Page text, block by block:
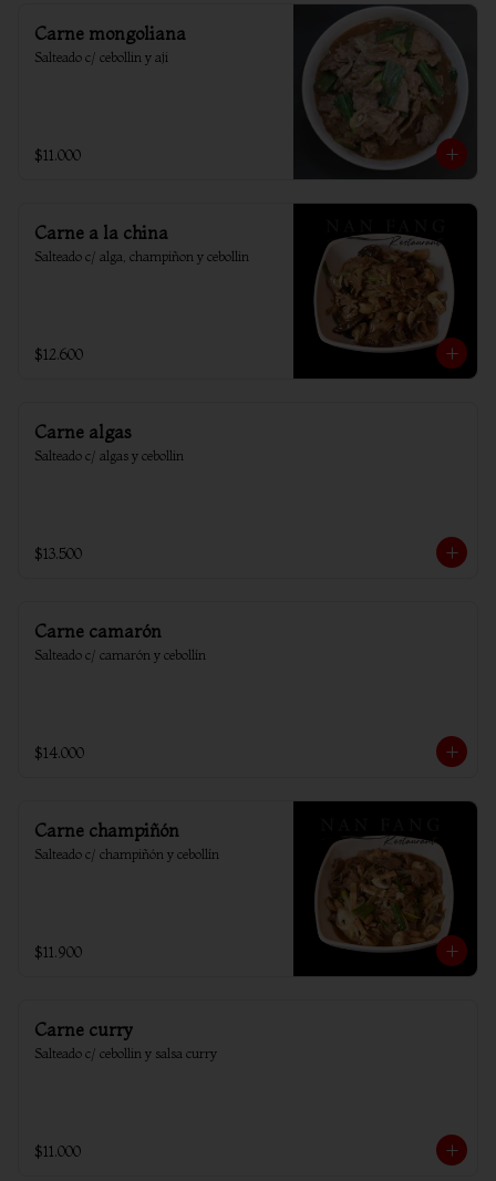
Carne mongoliana
Salteado c/ cebollin y aji
$11.000
Carne a la china
Salteado c/ alga, champiñon y cebollin
$12.600
Carne algas
Salteado c/ algas y cebollin
$13.500
Carne camarón
Salteado c/ camarón y cebollín
$14.000
Carne champiñón
Salteado c/ champiñón y cebollín
$11.900
Carne curry
Salteado c/ cebollin y salsa curry
$11.000